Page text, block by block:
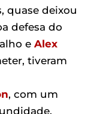
quase deixou
defesa do
e Alex
tiveram
, com um